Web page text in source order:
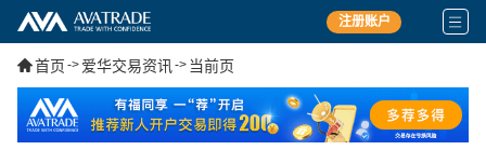
注册账户
首页 -> 爱华交易资讯 -> 当前页